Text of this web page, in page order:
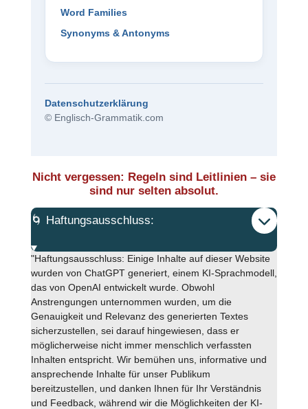
Word Families
Synonyms & Antonyms
Datenschutzerklärung
© Englisch-Grammatik.com
Nicht vergessen: Regeln sind Leitlinien – sie
sind nur selten absolut.
🌀 Haftungsausschluss:
"Haftungsausschluss: Einige Inhalte auf dieser Website
wurden von ChatGPT generiert, einem KI-Sprachmodell,
das von OpenAI entwickelt wurde. Obwohl
Anstrengungen unternommen wurden, um die
Genauigkeit und Relevanz des generierten Textes
sicherzustellen, sei darauf hingewiesen, dass er
möglicherweise nicht immer menschlich verfassten
Inhalten entspricht. Wir bemühen uns, informative und
ansprechende Inhalte für unser Publikum
bereitzustellen, und danken Ihnen für Ihr Verständnis
und Feedback, während wir die Möglichkeiten der KI-